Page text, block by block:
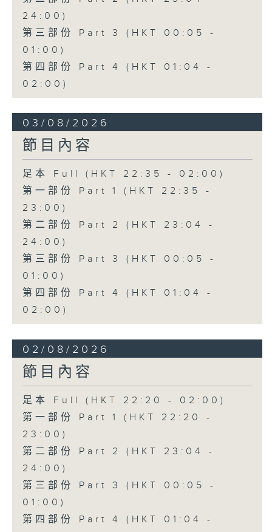
24:00)
第三部份 Part 3 (HKT 00:05 -
01:00)
第四部份 Part 4 (HKT 01:04 -
02:00)
03/08/2026
節目內容
足本 Full (HKT 22:35 - 02:00)
第一部份 Part 1 (HKT 22:35 -
23:00)
第二部份 Part 2 (HKT 23:04 -
24:00)
第三部份 Part 3 (HKT 00:05 -
01:00)
第四部份 Part 4 (HKT 01:04 -
02:00)
02/08/2026
節目內容
足本 Full (HKT 22:20 - 02:00)
第一部份 Part 1 (HKT 22:20 -
23:00)
第二部份 Part 2 (HKT 23:04 -
24:00)
第三部份 Part 3 (HKT 00:05 -
01:00)
第四部份 Part 4 (HKT 01:04 -